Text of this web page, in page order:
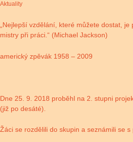
Aktuality
„Nejlepší vzdělání, které můžete dostat, je
mistry při práci.“ (Michael Jackson)
americký zpěvák 1958 – 2009
Dne 25. 9. 2018 proběhl na 2. stupni
(již po desáté).
Žáci se rozdělili do skupin a seznámili se s